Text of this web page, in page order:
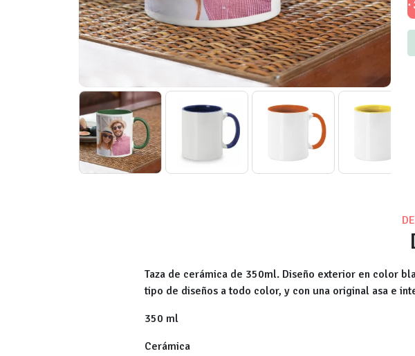
Taza de cerámica de 350ml. Diseño exterior en color
tipo de diseños a todo color, y con una original asa e
350 ml
Cerámica